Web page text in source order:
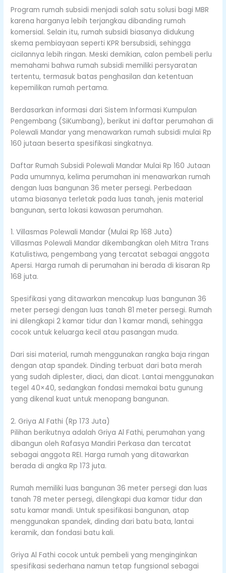
Program rumah subsidi menjadi salah satu solusi bagi MBR
karena harganya lebih terjangkau dibanding rumah
komersial. Selain itu, rumah subsidi biasanya didukung
skema pembiayaan seperti KPR bersubsidi, sehingga
cicilannya lebih ringan. Meski demikian, calon pembeli perlu
memahami bahwa rumah subsidi memiliki persyaratan
tertentu, termasuk batas penghasilan dan ketentuan
kepemilikan rumah pertama.
Berdasarkan informasi dari Sistem Informasi Kumpulan
Pengembang (SiKumbang), berikut ini daftar perumahan di
Polewali Mandar yang menawarkan rumah subsidi mulai Rp
160 jutaan beserta spesifikasi singkatnya.
Daftar Rumah Subsidi Polewali Mandar Mulai Rp 160 Jutaan
Pada umumnya, kelima perumahan ini menawarkan rumah
dengan luas bangunan 36 meter persegi. Perbedaan
utama biasanya terletak pada luas tanah, jenis material
bangunan, serta lokasi kawasan perumahan.
1. Villasmas Polewali Mandar (Mulai Rp 168 Juta)
Villasmas Polewali Mandar dikembangkan oleh Mitra Trans
Katulistiwa, pengembang yang tercatat sebagai anggota
Apersi. Harga rumah di perumahan ini berada di kisaran Rp
168 juta.
Spesifikasi yang ditawarkan mencakup luas bangunan 36
meter persegi dengan luas tanah 81 meter persegi. Rumah
ini dilengkapi 2 kamar tidur dan 1 kamar mandi, sehingga
cocok untuk keluarga kecil atau pasangan muda.
Dari sisi material, rumah menggunakan rangka baja ringan
dengan atap spandek. Dinding terbuat dari bata merah
yang sudah diplester, diaci, dan dicat. Lantai menggunakan
tegel 40×40, sedangkan fondasi memakai batu gunung
yang dikenal kuat untuk menopang bangunan.
2. Griya Al Fathi (Rp 173 Juta)
Pilihan berikutnya adalah Griya Al Fathi, perumahan yang
dibangun oleh Rafasya Mandiri Perkasa dan tercatat
sebagai anggota REI. Harga rumah yang ditawarkan
berada di angka Rp 173 juta.
Rumah memiliki luas bangunan 36 meter persegi dan luas
tanah 78 meter persegi, dilengkapi dua kamar tidur dan
satu kamar mandi. Untuk spesifikasi bangunan, atap
menggunakan spandek, dinding dari batu bata, lantai
keramik, dan fondasi batu kali.
Griya Al Fathi cocok untuk pembeli yang menginginkan
spesifikasi sederhana namun tetap fungsional sebagai